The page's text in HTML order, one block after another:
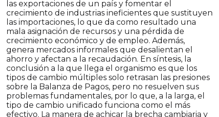
las exportaciones de un país y fomentar el
crecimiento de industrias ineficientes que sustituyen
las importaciones, lo que da como resultado una
mala asignación de recursos y una pérdida de
crecimiento económico y de empleo. Además,
genera mercados informales que desalientan el
ahorro y afectan a la recaudación. En síntesis, la
conclusión a la que llega el organismo es que los
tipos de cambio múltiples solo retrasan las presiones
sobre la Balanza de Pagos, pero no resuelven sus
problemas fundamentales, por lo que, a la larga, el
tipo de cambio unificado funciona como el más
efectivo. La manera de achicar la brecha cambiaria y